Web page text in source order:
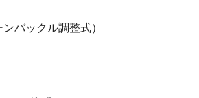
バックル調整式）